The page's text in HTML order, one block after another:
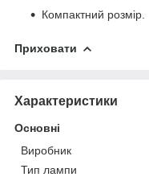
Компактний розмір.
Приховати
Характеристики
Основні
Виробник
Тип лампи